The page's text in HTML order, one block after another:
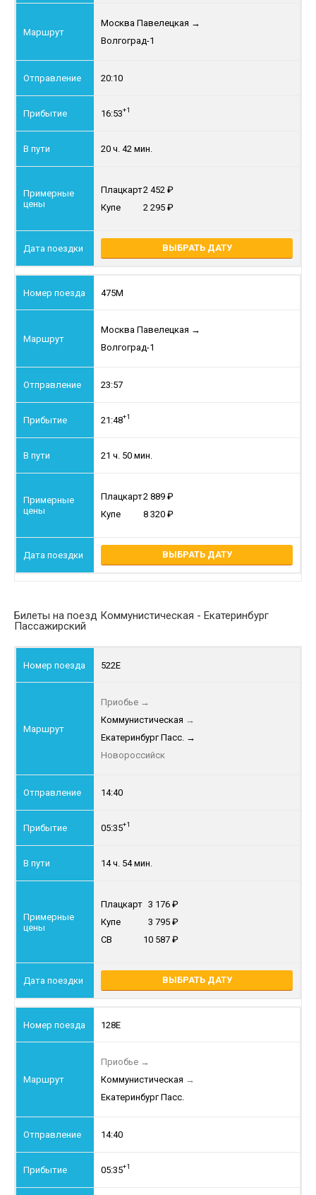
Москва Павелецкая →
Волгоград-1
20:10
16:53+1
20 ч. 42 мин.
Плацкарт2 452
Купе
2 295
ВЫБРАТЬ ДАТУ
475М
Москва Павелецкая →
Волгоград-1
23:57
21:48+1
21 ч. 50 мин.
Плацкарт2 889
Купе
8 320
ВЫБРАТЬ ДАТУ
Билеты на поезд Коммунистическая - Екатеринбург
Пассажирский
522Е
Приобье →
Коммунистическая →
Екатеринбург Пасс. →
Новороссийск
14:40
05:35+1
14 ч. 54 мин.
Плацкарт 3 176
Купе
3 795
СВ
10 587
ВЫБРАТЬ ДАТУ
128Е
Приобье →
Коммунистическая →
Екатеринбург Пасс.
14:40
05:35+1